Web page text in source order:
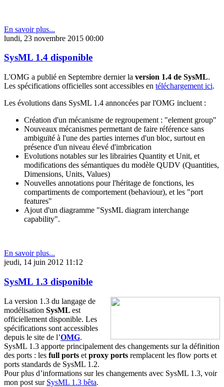
En savoir plus...
lundi, 23 novembre 2015 00:00
SysML 1.4 disponible
L'OMG a publié en Septembre dernier la version 1.4 de SysML.
Les spécifications officielles sont accessibles en téléchargement ici.
Les évolutions dans SysML 1.4 annoncées par l'OMG incluent :
Création d'un mécanisme de regroupement : "element group"
Nouveaux mécanismes permettant de faire référence sans
ambiguïté à l'une des parties internes d'un bloc, surtout en
présence d'un niveau élevé d'imbrication
Evolutions notables sur les librairies Quantity et Unit, et
modifications des sémantiques du modèle QUDV (Quantities,
Dimensions, Units, Values)
Nouvelles annotations pour l'héritage de fonctions, les
compartiments de comportement (behaviour), et les "port
features"
Ajout d'un diagramme "SysML diagram interchange
capability".
En savoir plus...
jeudi, 14 juin 2012 11:12
SysML 1.3 disponible
La version 1.3 du langage de
modélisation SysML est
officiellement disponible. Les
spécifications sont accessibles
depuis le site de l’OMG.
SysML 1.3 apporte principalement des changements sur la définition
des ports : les full ports et proxy ports remplacent les flow ports et
ports standards de SysML 1.2.
Pour plus d’informations sur les changements avec SysML 1.3, voir
mon post sur SysML 1.3 bêta.